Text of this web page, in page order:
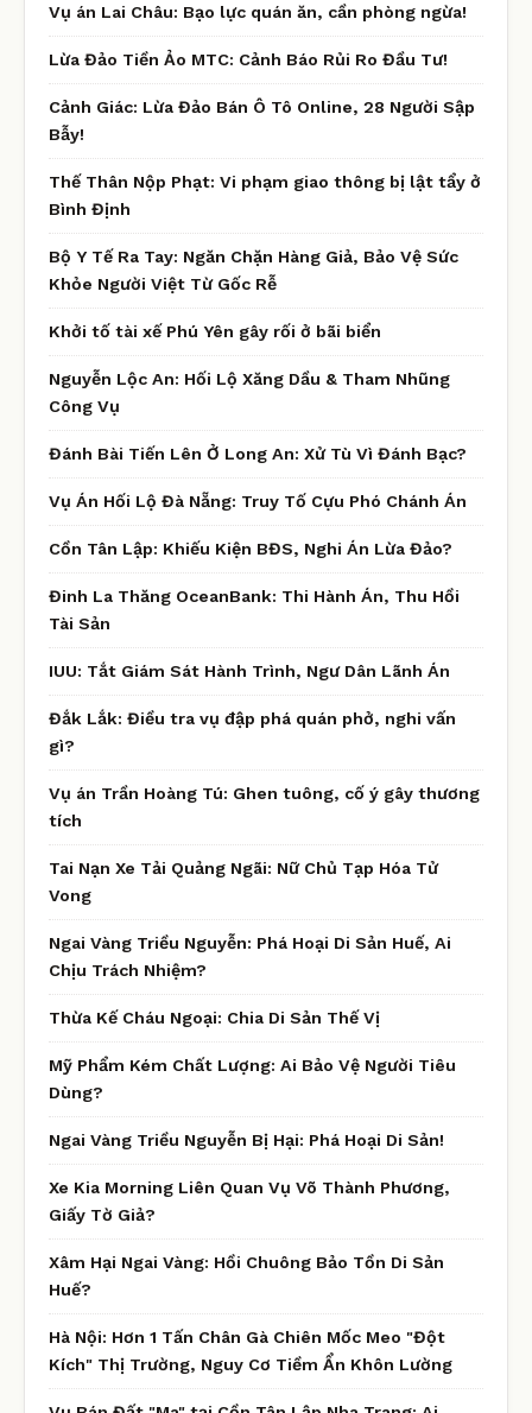
Vụ án Lai Châu: Bạo lực quán ăn, cần phòng ngừa!
Lừa Đảo Tiền Ảo MTC: Cảnh Báo Rủi Ro Đầu Tư!
Cảnh Giác: Lừa Đảo Bán Ô Tô Online, 28 Người Sập
Bẫy!
Thế Thân Nộp Phạt: Vi phạm giao thông bị lật tẩy ở
Bình Định
Bộ Y Tế Ra Tay: Ngăn Chặn Hàng Giả, Bảo Vệ Sức
Khỏe Người Việt Từ Gốc Rễ
Khởi tố tài xế Phú Yên gây rối ở bãi biển
Nguyễn Lộc An: Hối Lộ Xăng Dầu & Tham Nhũng
Công Vụ
Đánh Bài Tiến Lên Ở Long An: Xử Tù Vì Đánh Bạc?
Vụ Án Hối Lộ Đà Nẵng: Truy Tố Cựu Phó Chánh Án
Cồn Tân Lập: Khiếu Kiện BĐS, Nghi Án Lừa Đảo?
Đinh La Thăng OceanBank: Thi Hành Án, Thu Hồi
Tài Sản
IUU: Tắt Giám Sát Hành Trình, Ngư Dân Lãnh Án
Đắk Lắk: Điều tra vụ đập phá quán phở, nghi vấn
gì?
Vụ án Trần Hoàng Tú: Ghen tuông, cố ý gây thương
tích
Tai Nạn Xe Tải Quảng Ngãi: Nữ Chủ Tạp Hóa Tử
Vong
Ngai Vàng Triều Nguyễn: Phá Hoại Di Sản Huế, Ai
Chịu Trách Nhiệm?
Thừa Kế Cháu Ngoại: Chia Di Sản Thế Vị
Mỹ Phẩm Kém Chất Lượng: Ai Bảo Vệ Người Tiêu
Dùng?
Ngai Vàng Triều Nguyễn Bị Hại: Phá Hoại Di Sản!
Xe Kia Morning Liên Quan Vụ Võ Thành Phương,
Giấy Tờ Giả?
Xâm Hại Ngai Vàng: Hồi Chuông Bảo Tồn Di Sản
Huế?
Hà Nội: Hơn 1 Tấn Chân Gà Chiên Mốc Meo "Đột
Kích" Thị Trường, Nguy Cơ Tiềm Ẩn Khôn Lường